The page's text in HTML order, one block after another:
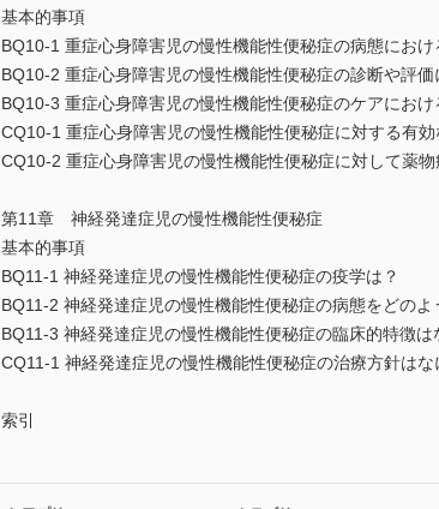
基本的事項
BQ10-1 重症心身障害児の慢性機能性便秘症の病態におけ
BQ10-2 重症心身障害児の慢性機能性便秘症の診断や評価
BQ10-3 重症心身障害児の慢性機能性便秘症のケアにおけ
CQ10-1 重症心身障害児の慢性機能性便秘症に対する有
CQ10-2 重症心身障害児の慢性機能性便秘症に対して薬
第11章 神経発達症児の慢性機能性便秘症
基本的事項
BQ11-1 神経発達症児の慢性機能性便秘症の疫学は？
BQ11-2 神経発達症児の慢性機能性便秘症の病態をどのよ
BQ11-3 神経発達症児の慢性機能性便秘症の臨床的特徴は
CQ11-1 神経発達症児の慢性機能性便秘症の治療方針はな
索引